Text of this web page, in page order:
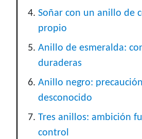
Soñar con un anillo de
propio
Anillo de esmeralda:
duraderas
Anillo negro:
desconocido
Tres anillos: ambición
control